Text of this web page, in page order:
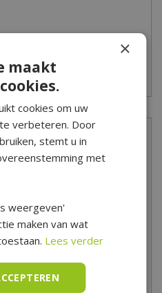
dan een zwembad op in
voor de nodige hygiëne. Heb
heb je een andere vraag? Kom
zwembad-deskundige staat
Tuincentrum De Boet is
centraal in een driehoek
×
maakt
cookies om uw
verbeteren. Door
stemt u in
met
weergeven'
maken van wat
Lees verder